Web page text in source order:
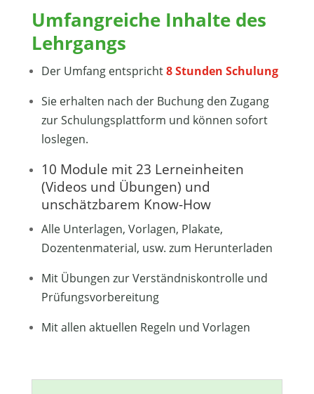
Umfangreiche Inhalte des
Lehrgangs
Der Umfang entspricht8 Stunden Schulung
Sie erhalten nach der Buchung den Zugang
zur Schulungsplattform und können sofort
loslegen.
10 Module mit 23 Lerneinheiten
(Videos und Übungen) und
unschätzbarem Know-How
Alle Unterlagen, Vorlagen, Plakate,
Dozentenmaterial, usw. zum Herunterladen
Mit Übungen zur Verständniskontrolle und
Prüfungsvorbereitung
Mit allen aktuellen Regeln und Vorlagen